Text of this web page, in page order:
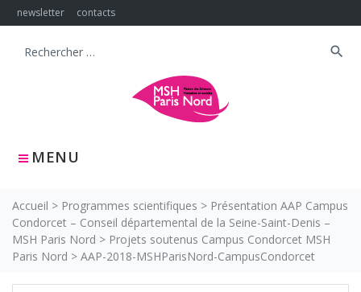
Skip
to
newsletter contacts
MENU
Search
search
Accueil > Programmes scientifiques > Présentation AAP Campus
Condorcet – Conseil départemental de la Seine-Saint-Denis –
MSH Paris Nord > Projets soutenus Campus Condorcet MSH
Paris Nord > AAP-2018-MSHParisNord-CampusCondorcet